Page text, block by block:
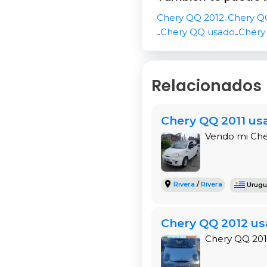
seguras mientras
conectividad
Los asientos
tráfico puede ser
Rendimiento
Movimiento
en carreteras
estacionar en
6 cuotas de $1.383, lo
Chery QQ 2012-Chery
-Chery QQ usado-Chery
Relacionados
Chery QQ 2011
Vendo mi
Rivera /Rivera
Chery QQ 2012
Chery QQ